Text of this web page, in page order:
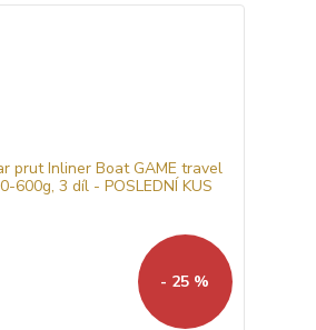
- 25 %